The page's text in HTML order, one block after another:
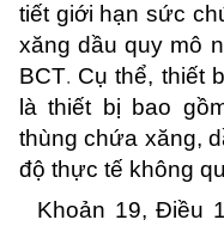
tiết giới hạn sức
xăng dầu quy mô
BCT. Cụ thể, thiết
là thiết bị bao
thùng chứa xăng,
độ thực tế không
Khoản 19, Điều